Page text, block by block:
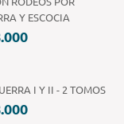
Y ESCOCIA
I Y II - 2 TOMOS